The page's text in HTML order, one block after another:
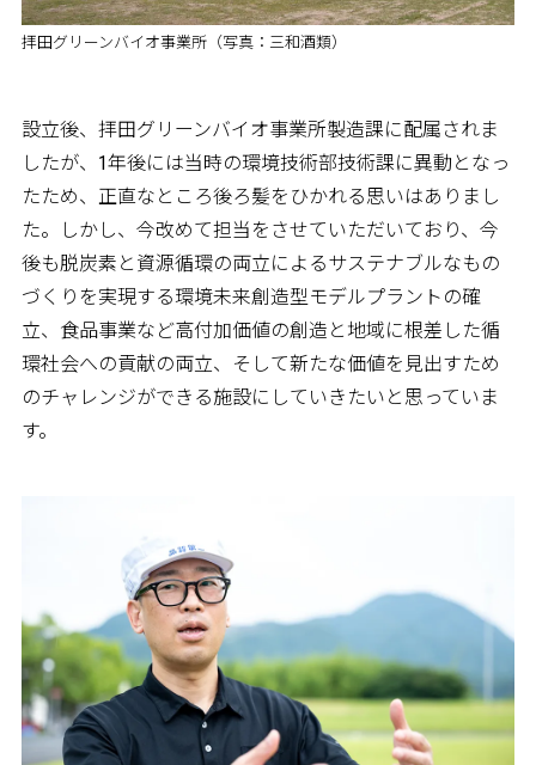
拝田グリーンバイオ事業所（写真：三和酒類）
設立後、拝田グリーンバイオ事業所製造課に配属されま
したが、1年後には当時の環境技術部技術課に異動となっ
たため、正直なところ後ろ髪をひかれる思いはありまし
た。しかし、今改めて担当をさせていただいており、今
後も脱炭素と資源循環の両立によるサステナブルなもの
づくりを実現する環境未来創造型モデルプラントの確
立、食品事業など高付加価値の創造と地域に根差した循
環社会への貢献の両立、そして新たな価値を見出すため
のチャレンジができる施設にしていきたいと思っていま
す。